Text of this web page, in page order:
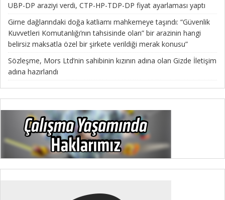
UBP-DP araziyi verdi, CTP-HP-TDP-DP fiyat ayarlaması yaptı
Girne dağlarındaki doğa katliamı mahkemeye taşındı: “Güvenlik
Kuvvetleri Komutanlığı’nın tahsisinde olan” bir arazinin hangi
belirsiz maksatla özel bir şirkete verildiği merak konusu”
Sözleşme, Mors Ltd’nin sahibinin kızının adına olan Gizde İletişim
adına hazırlandı